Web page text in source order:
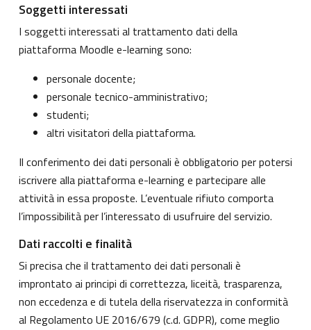
Soggetti interessati
I soggetti interessati al trattamento dati della
piattaforma Moodle e-learning sono:
personale docente;
personale tecnico-amministrativo;
studenti;
altri visitatori della piattaforma.
Il conferimento dei dati personali è obbligatorio per potersi
iscrivere alla piattaforma e-learning e partecipare alle
attività in essa proposte. L’eventuale rifiuto comporta
l’impossibilità per l’interessato di usufruire del servizio.
Dati raccolti e finalità
Si precisa che il trattamento dei dati personali è
improntato ai principi di correttezza, liceità, trasparenza,
non eccedenza e di tutela della riservatezza in conformità
al Regolamento UE 2016/679 (c.d. GDPR), come meglio